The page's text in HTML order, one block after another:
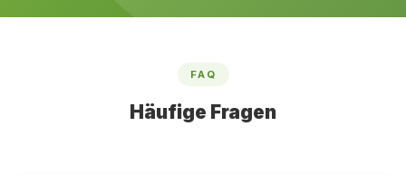
FAQ
Häufige Fragen